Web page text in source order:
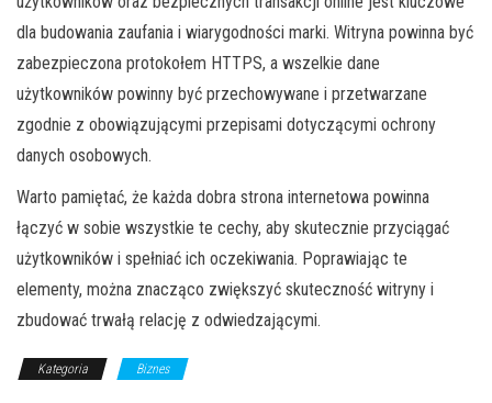
dla budowania zaufania i wiarygodności marki. Witryna powinna być
zabezpieczona protokołem HTTPS, a wszelkie dane
użytkowników powinny być przechowywane i przetwarzane
zgodnie z obowiązującymi przepisami dotyczącymi ochrony
danych osobowych.
Warto pamiętać, że każda dobra strona internetowa powinna
łączyć w sobie wszystkie te cechy, aby skutecznie przyciągać
użytkowników i spełniać ich oczekiwania. Poprawiając te
elementy, można znacząco zwiększyć skuteczność witryny i
zbudować trwałą relację z odwiedzającymi.
Kategoria Biznes